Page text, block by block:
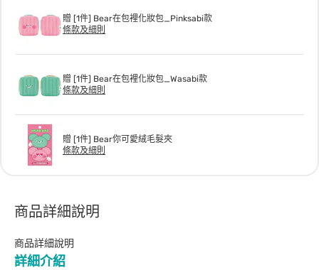
贈 [1件] Bear在包裡化妝包_Pinksabi款
條款及細則
贈 [1件] Bear在包裡化妝包_Wasabi款
條款及細則
贈 [1件] Bear你可愛絨毛髮夾
條款及細則
商品詳細說明
商品詳細說明
詳細介紹